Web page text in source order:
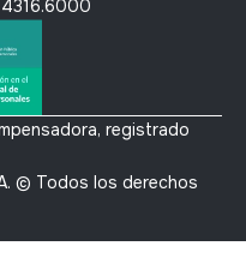
4316.6000
registrado
© Todos los derechos